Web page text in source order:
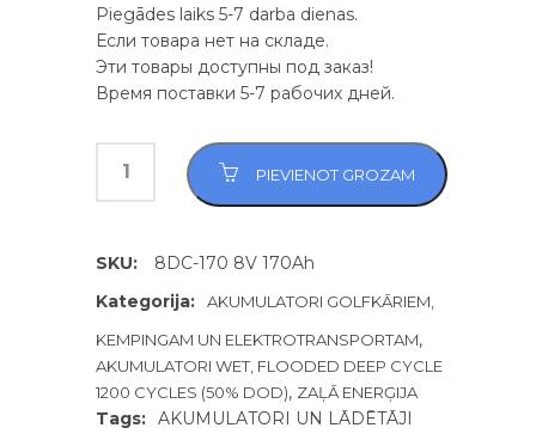
Piegādes laiks 5-7 darba dienas.
Если товара нет на складе.
Эти товары доступны под заказ!
Время поставки 5-7 рабочих дней.
PIEVIENOT GROZAM
SKU:
8DC-170 8V 170Ah
Kategorija:
AKUMULATORI GOLFKĀRIEM,
KEMPINGAM UN ELEKTROTRANSPORTAM,
AKUMULATORI WET, FLOODED DEEP CYCLE
1200 CYCLES (50% DOD), ZAĻĀ ENERĢIJA
Tags: AKUMULATORI UN LĀDĒTĀJI